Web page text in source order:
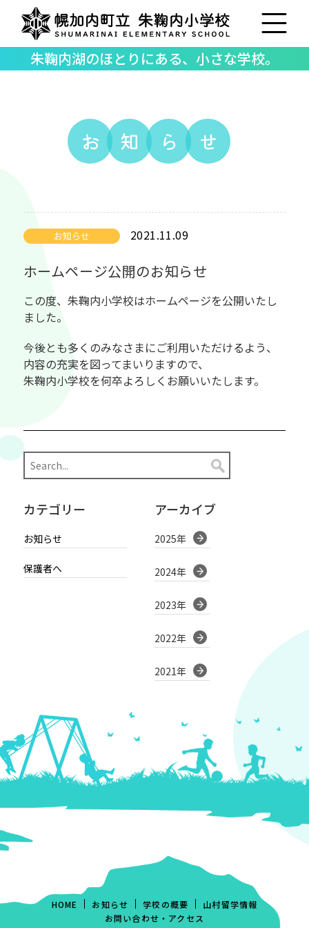
朱鞠内湖のほとりにある、小さな学校。
お 知 ら せ
お知らせ 2021.11.09
ホームページ公開のお知らせ
この度、朱鞠内小学校はホームページを公開いたし
ました。
今後とも多くのみなさまにご利用いただけるよう、
内容の充実を図ってまいりますので、
朱鞠内小学校を何卒よろしくお願いいたします。
カテゴリー
お知らせ
保護者へ
アーカイブ
2025年
2024年
2023年
2022年
2021年
HOME お知らせ 学校の概要
山村留学情報
お問い合わせ・アクセス